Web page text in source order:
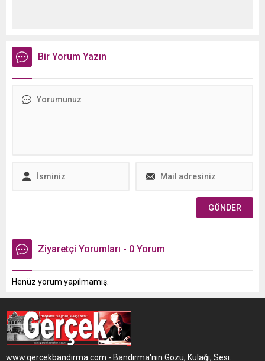
Bir Yorum Yazın
Ziyaretçi Yorumları - 0 Yorum
Henüz yorum yapılmamış.
www.gercekbandirma.com - Bandırma'nın Gözü, Kulağı, Sesi.